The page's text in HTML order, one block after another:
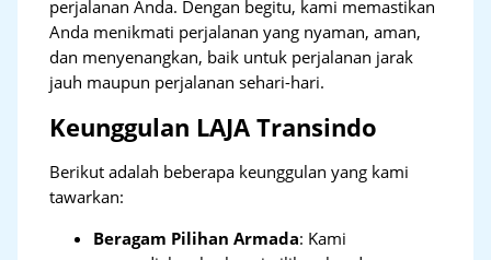
perjalanan Anda. Dengan begitu, kami memastikan
Anda menikmati perjalanan yang nyaman, aman,
dan menyenangkan, baik untuk perjalanan jarak
jauh maupun perjalanan sehari-hari.
Keunggulan LAJA Transindo
Berikut adalah beberapa keunggulan yang kami
tawarkan:
Beragam Pilihan Armada: Kami